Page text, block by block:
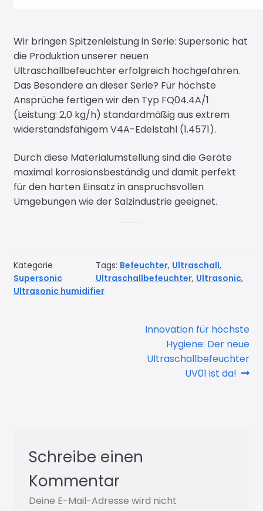
Wir bringen Spitzenleistung in Serie: Supersonic hat
die Produktion unserer neuen
Ultraschallbefeuchter erfolgreich hochgefahren.
Das Besondere an dieser Serie? Für höchste
Ansprüche fertigen wir den Typ FQ04.4A/1
(Leistung: 2,0 kg/h) standardmäßig aus extrem
widerstandsfähigem V4A-Edelstahl (1.4571).
Durch diese Materialumstellung sind die Geräte
maximal korrosionsbeständig und damit perfekt
für den harten Einsatz in anspruchsvollen
Umgebungen wie der Salzindustrie geeignet.
Kategorie
Supersonic
Tags: Befeuchter, Ultraschall,
Ultraschallbefeuchter, Ultrasonic,
Ultrasonic humidifier
Next
post:
Innovation für höchste
Hygiene: Der neue
Ultraschallbefeuchter
UV01 ist da!
Schreibe einen
Kommentar
Deine E-Mail-Adresse wird nicht